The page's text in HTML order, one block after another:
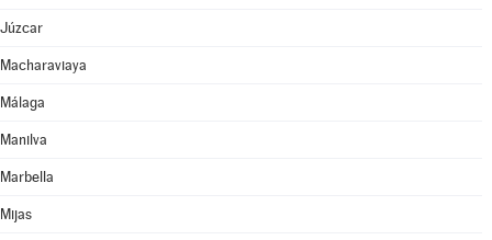
Júzcar
Macharaviaya
Málaga
Manilva
Marbella
Mijas